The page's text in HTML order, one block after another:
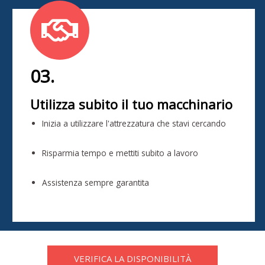
03.
Utilizza subito il tuo macchinario
Inizia a utilizzare l'attrezzatura che stavi cercando
Risparmia tempo e mettiti subito a lavoro
Assistenza sempre garantita
VERIFICA LA DISPONIBILITÀ